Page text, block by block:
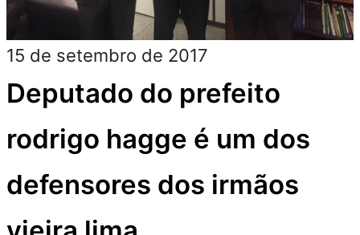
Advogado antônio mariz
de oliveira afirma que
deixará a defesa de michel
temer